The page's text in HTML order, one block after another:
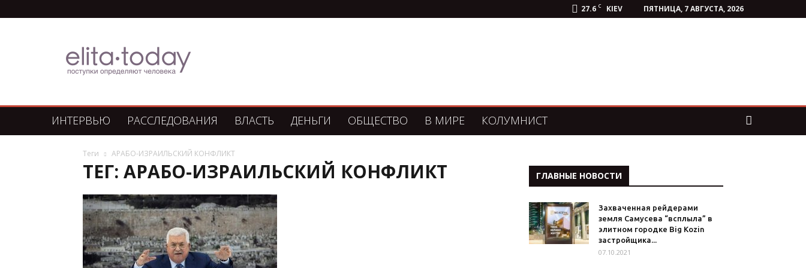
27.6 C KIEV ПЯТНИЦА, 7 АВГУСТА, 2026
Сегодня
ИНТЕРВЬЮ РАССЛЕДОВАНИЯ ВЛАСТЬ ДЕНЬГИ ОБЩЕСТВО В МИРЕ КОЛУМНИСТ
Теги АРАБО-ИЗРАИЛЬСКИЙ КОНФЛИКТ
ТЕГ: АРАБО-ИЗРАИЛЬСКИЙ КОНФЛИКТ ГЛАВНЫЕ НОВОСТИ
Захваченная рейдерами
земля Самусева “всплыла” в
элитном городке Big Kozin
застройщика...
07.10.2021